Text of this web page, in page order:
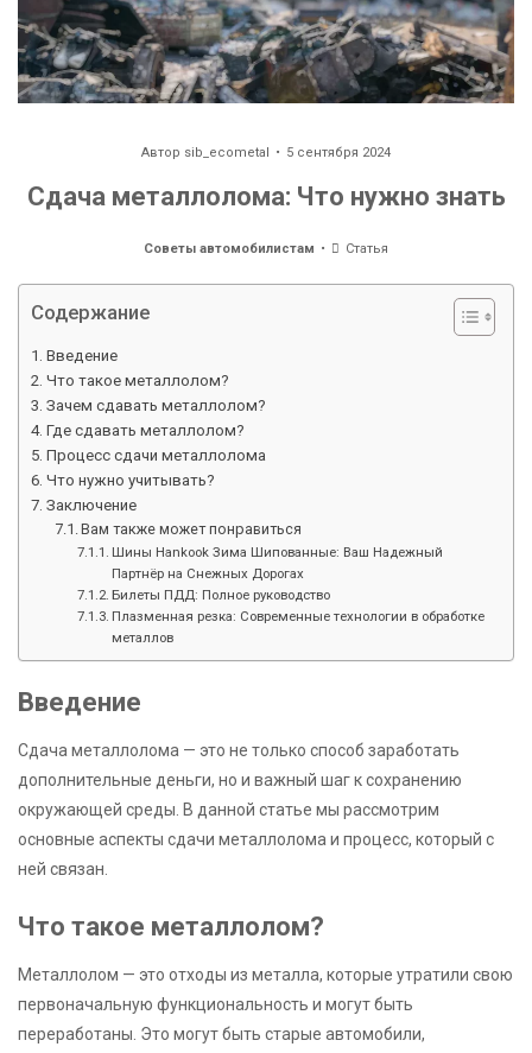
Автор sib_ecometal 5 сентября 2024
Сдача металлолома: Что нужно знать
Советы автомобилистам Статья
Содержание
Введение
Что такое металлолом?
Зачем сдавать металлолом?
Где сдавать металлолом?
Процесс сдачи металлолома
Что нужно учитывать?
Заключение
Вам также может понравиться
Шины Hankook Зима Шипованные: Ваш Надежный
Партнёр на Снежных Дорогах
Билеты ПДД: Полное руководство
Плазменная резка: Современные технологии в обработке
металлов
Введение
Сдача металлолома — это не только способ заработать
дополнительные деньги, но и важный шаг к сохранению
окружающей среды. В данной статье мы рассмотрим
основные аспекты сдачи металлолома и процесс, который с
ней связан.
Что такое металлолом?
Металлолом — это отходы из металла, которые утратили свою
первоначальную функциональность и могут быть
переработаны. Это могут быть старые автомобили,